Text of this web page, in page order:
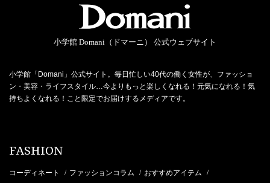
小学館 Domani（ドマーニ） 公式ウェブサイト
小学館「Domani」公式サイト。毎日忙しい40代の働く女性が、ファッショ
ン・美容・ライフスタイル…今よりもっと楽しくなれる！元気になれる！気
持ちよくなれる！こと限定でお届けするメディアです。
FASHION
コーディネート / ファッションコラム / おすすめアイテム /